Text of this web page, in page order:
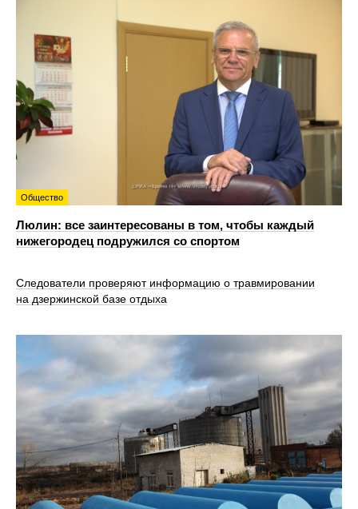
Общество
Люлин: все заинтересованы в том, чтобы каждый
нижегородец подружился со спортом
Следователи проверяют информацию о травмировании
на дзержинской базе отдыха